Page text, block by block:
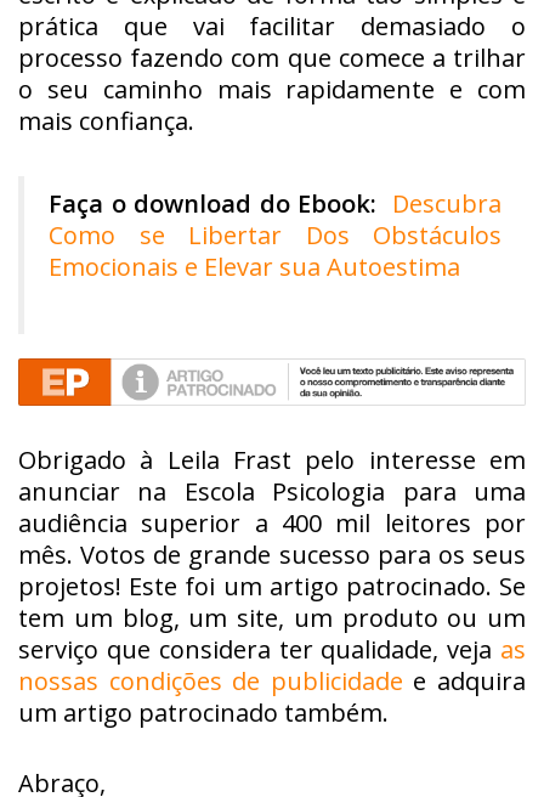
prática que vai facilitar demasiado o
processo fazendo com que comece a trilhar
o seu caminho mais rapidamente e com
mais confiança.
Faça o download do Ebook: Descubra
Como se Libertar Dos Obstáculos
Emocionais e Elevar sua Autoestima
Obrigado à Leila Frast pelo interesse em
anunciar na Escola Psicologia para uma
audiência superior a 400 mil leitores por
mês. Votos de grande sucesso para os seus
projetos! Este foi um artigo patrocinado. Se
tem um blog, um site, um produto ou um
serviço que considera ter qualidade, veja as
nossas condições de publicidade e adquira
um artigo patrocinado também.
Abraço,